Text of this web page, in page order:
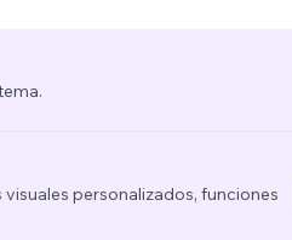
personalizados, funciones